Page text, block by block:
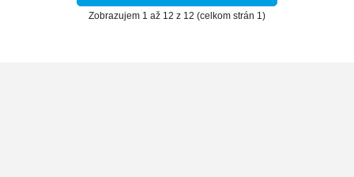
Zobrazujem 1 až 12 z 12 (celkom strán 1)